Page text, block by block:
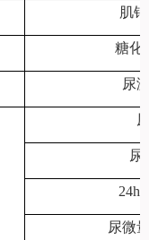
肌钙
糖化
尿淀
尿
尿
24h
尿微量